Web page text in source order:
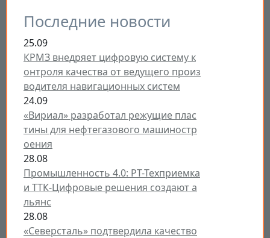
Последние новости
25.09
КРМЗ внедряет цифровую систему к
онтроля качества от ведущего произ
водителя навигационных систем
24.09
«Вириал» разработал режущие плас
тины для нефтегазового машиностр
оения
28.08
Промышленность 4.0: РТ-Техприемка
и ТТК-Цифровые решения создают а
льянс
28.08
«Северсталь» подтвердила качество